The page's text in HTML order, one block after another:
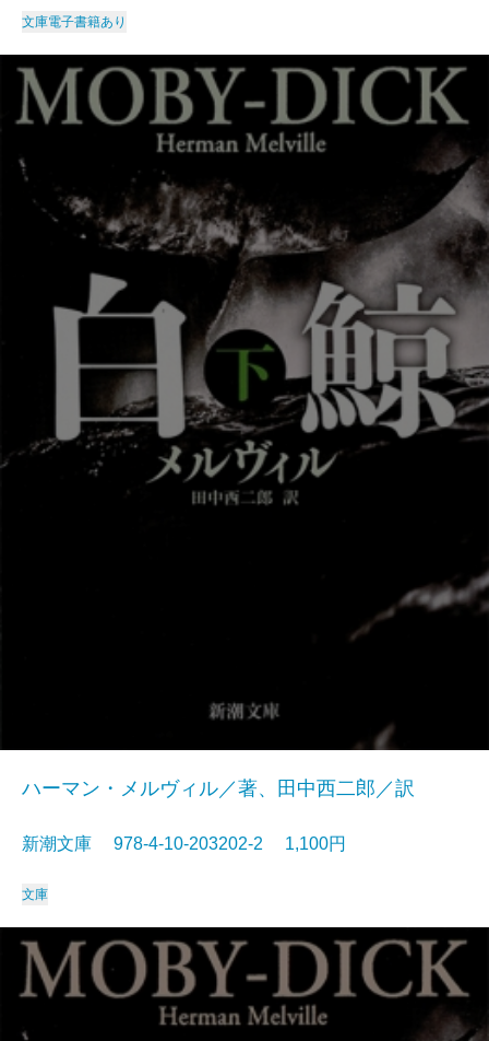
文庫電子書籍あり
ハーマン・メルヴィル／著、田中西二郎／訳
新潮文庫 978-4-10-203202-2 1,100円
文庫